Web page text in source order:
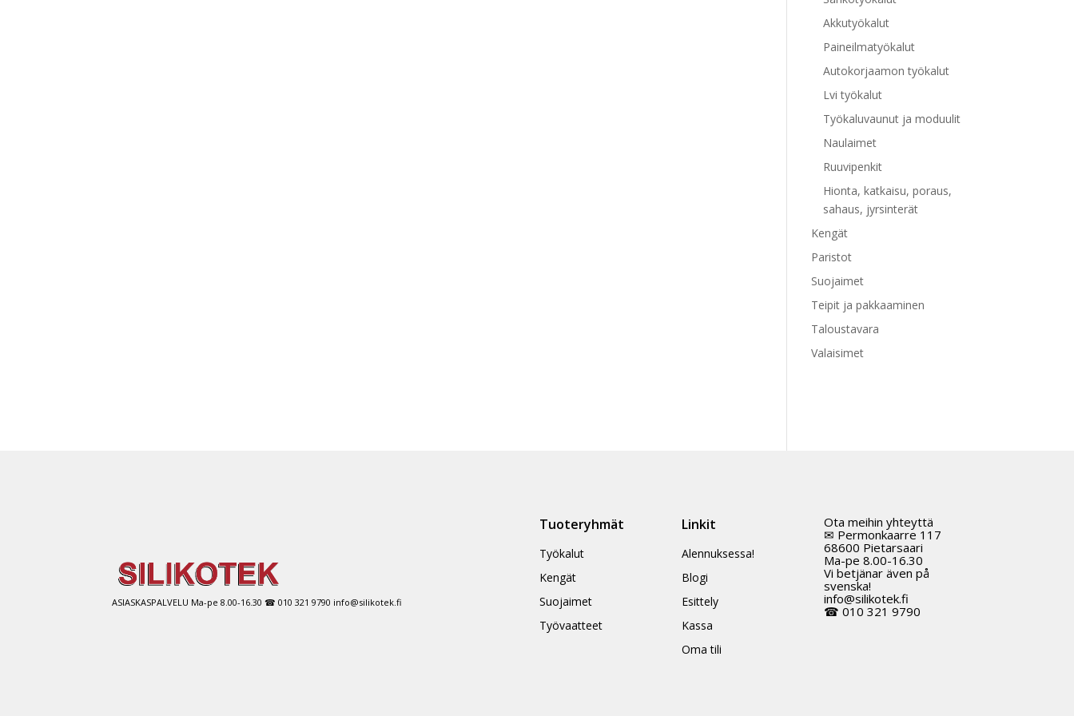
Akkutyökalut
Paineilmatyökalut
Autokorjaamon työkalut
Lvi työkalut
Työkaluvaunut ja moduulit
Naulaimet
Ruuvipenkit
Hionta, katkaisu, poraus,
sahaus, jyrsinterät
Kengät
Paristot
Suojaimet
Teipit ja pakkaaminen
Taloustavara
Valaisimet
ASIASKASPALVELU Ma-pe 8.00-16.30 ☎ 010 321 9790 info@silikotek.fi
Tuoteryhmät
Työkalut
Kengät
Suojaimet
Työvaatteet
Linkit
Alennuksessa!
Blogi
Esittely
Kassa
Oma tili
Ota meihin yhteyttä
✉ Permonkaarre 117
68600 Pietarsaari
Ma-pe 8.00-16.30
Vi betjänar även på
svenska!
info@silikotek.fi
☎ 010 321 9790